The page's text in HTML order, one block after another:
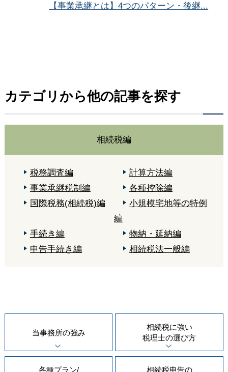
【事業承継とは】4つのパターン・後継...
カテゴリから他の記事を探す
相続税編
税務調査編
計算方法編
事業承継税制編
各種控除編
国際税務(相続税)編
小規模宅地等の特例
編
手続き編
物納・延納編
申告手続き編
相続税法一般編
当事務所の強み
相続税に強い
税理士の選び方
各種プラン/
相続税申告の